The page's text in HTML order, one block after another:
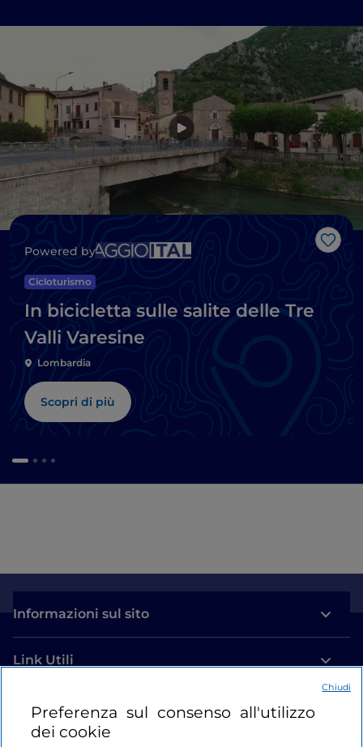
Like
Powered by
Cicloturismo
In bicicletta sulle salite delle Tre
Valli Varesine
Lombardia
Scopri di più
Informazioni sul sito
Link Utili
Login
Restiamo in contatto
Preferenza sul consenso all'utilizzo
dei cookie
Chiudi